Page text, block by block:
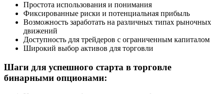
Простота использования и понимания
Фиксированные риски и потенциальная прибыль
Возможность заработать на различных типах рыночных
движений
Доступность для трейдеров с ограниченным капиталом
Широкий выбор активов для торговли
Шаги для успешного старта в торговле
бинарными опционами: